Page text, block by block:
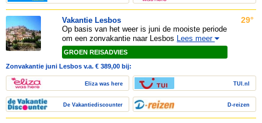
Vakantie Lesbos
Op basis van het weer is juni de mooiste periode
om een zonvakantie naar Lesbos Lees meer
GROEN REISADVIES
29°
Zonvakantie juni Lesbos v.a. € 389,00 bij:
Eliza was here
De Vakantiediscounter
TUI.nl
D-reizen